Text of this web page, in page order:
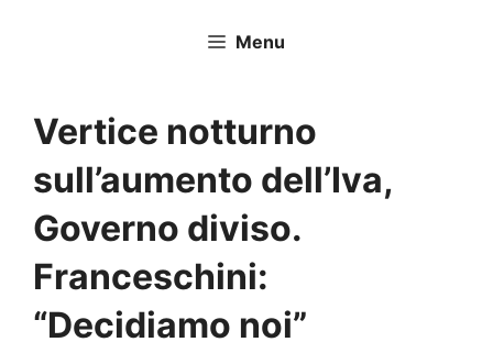
Menu
Vertice notturno
sull’aumento dell’Iva,
Governo diviso.
Franceschini:
“Decidiamo noi”